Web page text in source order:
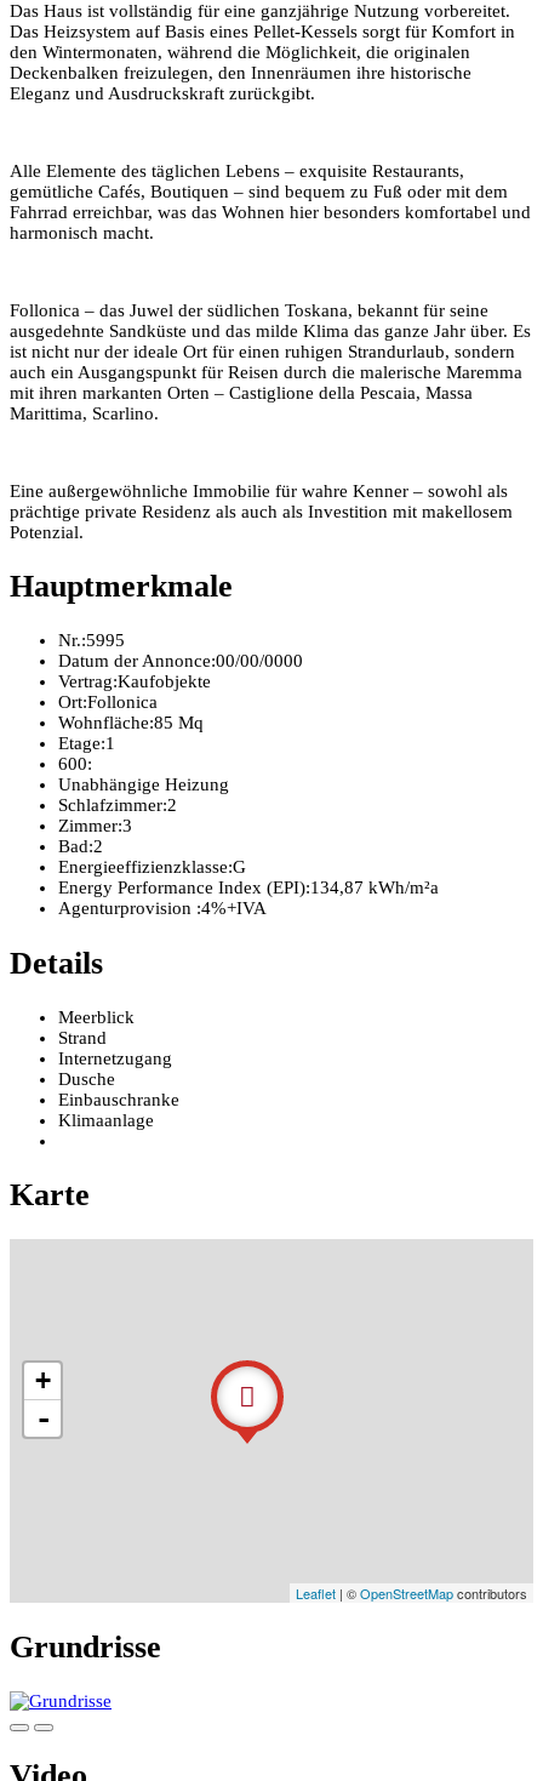
Das Haus ist vollständig für eine ganzjährige Nutzung vorbereitet.
Das Heizsystem auf Basis eines Pellet-Kessels sorgt für Komfort in
den Wintermonaten, während die Möglichkeit, die originalen
Deckenbalken freizulegen, den Innenräumen ihre historische
Eleganz und Ausdruckskraft zurückgibt.
Alle Elemente des täglichen Lebens – exquisite Restaurants,
gemütliche Cafés, Boutiquen – sind bequem zu Fuß oder mit dem
Fahrrad erreichbar, was das Wohnen hier besonders komfortabel und
harmonisch macht.
Follonica – das Juwel der südlichen Toskana, bekannt für seine
ausgedehnte Sandküste und das milde Klima das ganze Jahr über. Es
ist nicht nur der ideale Ort für einen ruhigen Strandurlaub, sondern
auch ein Ausgangspunkt für Reisen durch die malerische Maremma
mit ihren markanten Orten – Castiglione della Pescaia, Massa
Marittima, Scarlino.
Eine außergewöhnliche Immobilie für wahre Kenner – sowohl als
prächtige private Residenz als auch als Investition mit makellosem
Potenzial.
Hauptmerkmale
Nr.:5995
Datum der Annonce:00/00/0000
Vertrag:Kaufobjekte
Ort:Follonica
Wohnfläche:85 Mq
Etage:1
600:
Unabhängige Heizung
Schlafzimmer:2
Zimmer:3
Bad:2
Energieeffizienzklasse:G
Energy Performance Index (EPI):134,87 kWh/m²a
Agenturprovision :4%+IVA
Details
Meerblick
Strand
Internetzugang
Dusche
Einbauschranke
Klimaanlage
Karte
+
-
Leaflet | ©OpenStreetMapcontributors
Grundrisse